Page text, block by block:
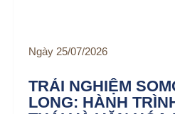
Ngày 25/07/2026
TRẢI NGHIỆM
LONG: HÀNH